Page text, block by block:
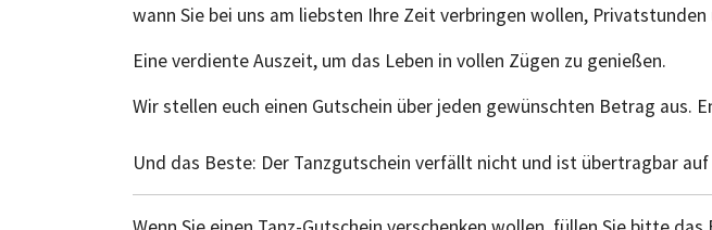
wann Sie bei uns am liebsten Ihre Zeit verbringen wollen, Privatstunden
Eine verdiente Auszeit, um das Leben in vollen Zügen zu genießen.
Wir stellen euch einen Gutschein über jeden gewünschten Betrag
Und das Beste: Der Tanzgutschein verfällt nicht und ist übertragbar